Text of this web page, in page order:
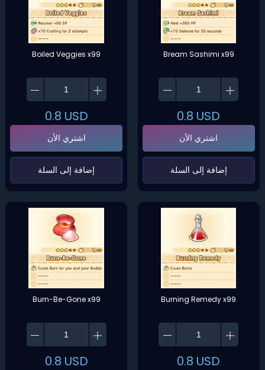
Boiled Veggies x99
0.8 USD
اشتري الأن
‌إضافة إلى السلة‌
Bream Sashimi x99
0.8 USD
اشتري الأن
‌إضافة إلى السلة‌
Burn-Be-Gone x99
0.8 USD
Burning Remedy x99
0.8 USD